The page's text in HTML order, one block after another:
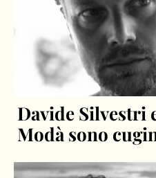
Davide Silvestri
Modà sono